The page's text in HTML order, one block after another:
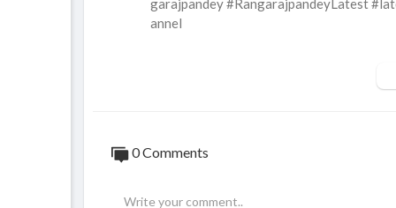
garajpandey #RangarajpandeyLatest
annel
0 Comments